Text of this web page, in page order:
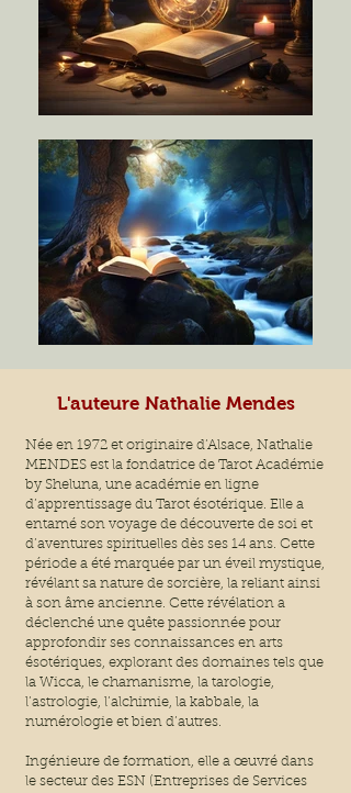
L'auteure Nathalie Mendes
Née en 1972 et originaire d’Alsace, Nathalie
MENDES est la fondatrice de Tarot Académie
by Sheluna, une académie en ligne
d’apprentissage du Tarot ésotérique. Elle a
entamé son voyage de découverte de soi et
d’aventures spirituelles dès ses 14 ans. Cette
période a été marquée par un éveil mystique,
révélant sa nature de sorcière, la reliant ainsi
à son âme ancienne. Cette révélation a
déclenché une quête passionnée pour
approfondir ses connaissances en arts
ésotériques, explorant des domaines tels que
la Wicca, le chamanisme, la tarologie,
l’astrologie, l’alchimie, la kabbale, la
numérologie et bien d’autres.
Ingénieure de formation, elle a œuvré dans
le secteur des ESN (Entreprises de Services